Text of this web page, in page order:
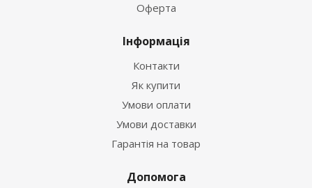
Оферта
Інформація
Контакти
Як купити
Умови оплати
Умови доставки
Гарантія на товар
Допомога